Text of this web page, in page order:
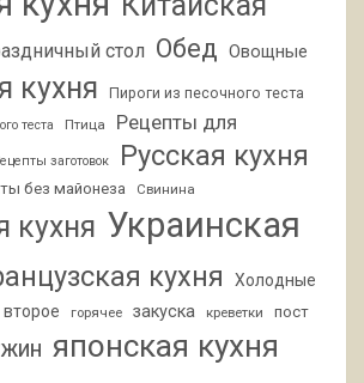
стол Обед Овощные
кухня Пироги из песочного теста
теста Птица
Рецепты для
заготовок Русская кухня
без майонеза Свинина
кухня Украинская
кухня
Холодные
второе горячее закуска креветки пост
японская кухня